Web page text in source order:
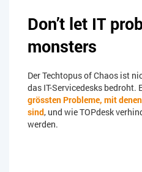
Don’t let IT
monsters
Der Techtopus of Chaos ist
das IT-Servicedesks bedroht.
grössten Probleme, mit
sind, und wie TOPdesk
werden.